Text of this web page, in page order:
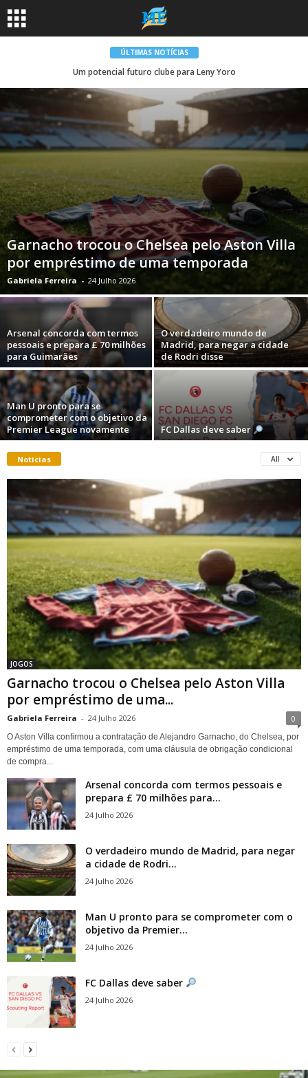
ÚLTIMAS NOTÍCIAS
Um potencial futuro clube para Leny Yoro
Garnacho trocou o Chelsea pelo Aston Villa
por empréstimo de uma temporada
Gabriela Ferreira - 24 Julho 2026
Arsenal concorda com termos
pessoais e prepara £ 70 milhões
para Guimarães
O verdadeiro mundo de
Madrid, para negar a cidade
de Rodri disse
Man U pronto para se
comprometer com o objetivo da
Premier League novamente
FC Dallas deve saber
Noticias All
JOGOS
Garnacho trocou o Chelsea pelo Aston Villa
por empréstimo de uma...
Gabriela Ferreira - 24 Julho 2026 0
O Aston Villa confirmou a contratação de Alejandro Garnacho, do Chelsea, por
empréstimo de uma temporada, com uma cláusula de obrigação condicional
de compra...
Arsenal concorda com termos pessoais e
prepara £ 70 milhões para...
24 Julho 2026
O verdadeiro mundo de Madrid, para negar
a cidade de Rodri...
24 Julho 2026
Man U pronto para se comprometer com o
objetivo da Premier...
24 Julho 2026
FC Dallas deve saber
24 Julho 2026